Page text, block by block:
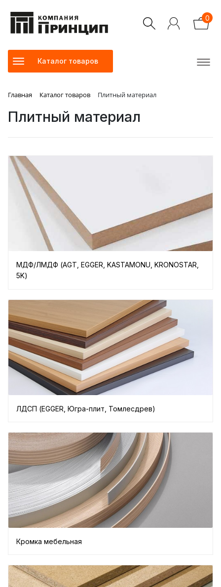
0
Каталог товаров
Главная Каталог товаров Плитный материал
Плитный материал
МДФ/ЛМДФ (AGT, EGGER, KASTAMONU, KRONOSTAR,
5K)
ЛДСП (EGGER, Югра-плит, Томлесдрев)
Кромка мебельная